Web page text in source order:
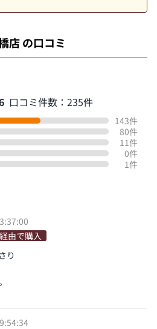
店 の口コミ
口コミ件数：235件
143件
80件
11件
0件
1件
由で購入
り